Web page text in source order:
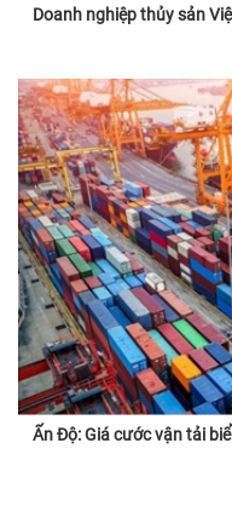
Doanh nghiệp thủy sản
Ấn Độ: Giá cước vận tải